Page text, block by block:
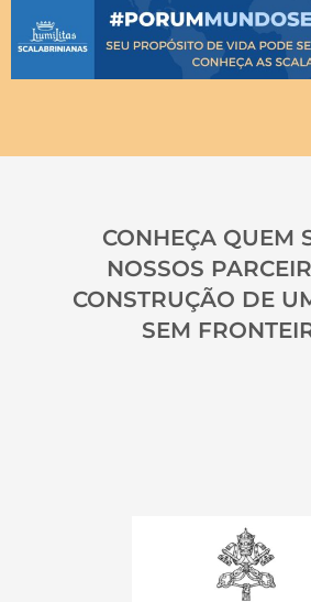
CONHEÇA QUEM
NOSSOS
CONSTRUÇÃO DE
SEM